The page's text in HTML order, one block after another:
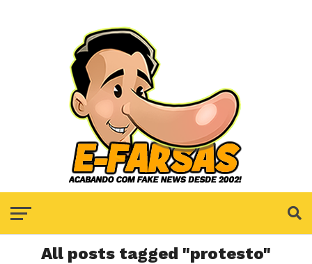
All posts tagged "protesto"